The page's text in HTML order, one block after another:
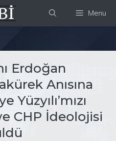
Menu
Erdoğan
Anısına
CHP İdeolojisi